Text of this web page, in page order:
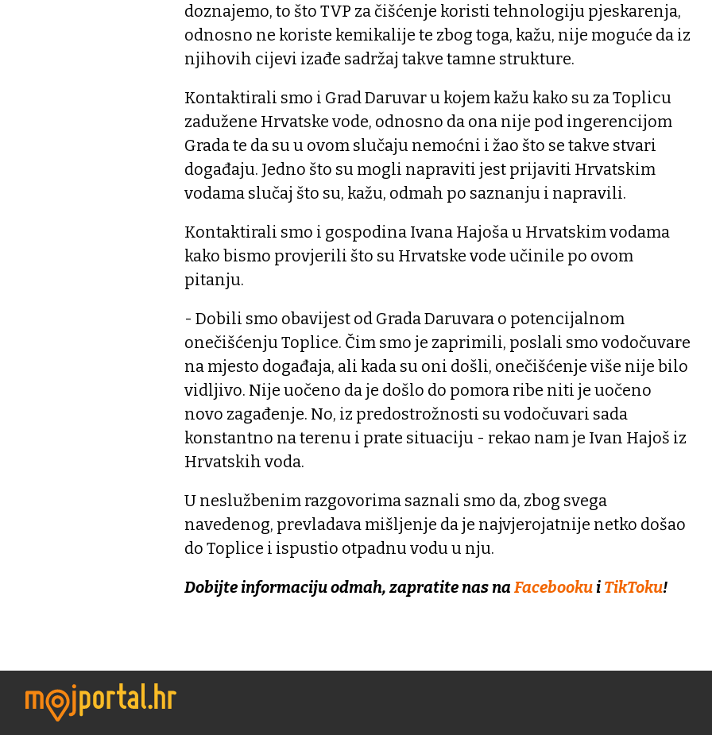
doznajemo, to što TVP za čišćenje koristi tehnologiju pjeskarenja,
odnosno ne koriste kemikalije te zbog toga, kažu, nije moguće da iz
njihovih cijevi izađe sadržaj takve tamne strukture.
Kontaktirali smo i Grad Daruvar u kojem kažu kako su za Toplicu
zadužene Hrvatske vode, odnosno da ona nije pod ingerencijom
Grada te da su u ovom slučaju nemoćni i žao što se takve stvari
događaju. Jedno što su mogli napraviti jest prijaviti Hrvatskim
vodama slučaj što su, kažu, odmah po saznanju i napravili.
Kontaktirali smo i gospodina Ivana Hajoša u Hrvatskim vodama
kako bismo provjerili što su Hrvatske vode učinile po ovom
pitanju.
- Dobili smo obavijest od Grada Daruvara o potencijalnom
onečišćenju Toplice. Čim smo je zaprimili, poslali smo vodočuvare
na mjesto događaja, ali kada su oni došli, onečišćenje više nije bilo
vidljivo. Nije uočeno da je došlo do pomora ribe niti je uočeno
novo zagađenje. No, iz predostrožnosti su vodočuvari sada
konstantno na terenu i prate situaciju - rekao nam je Ivan Hajoš iz
Hrvatskih voda.
U neslužbenim razgovorima saznali smo da, zbog svega
navedenog, prevladava mišljenje da je najvjerojatnije netko došao
do Toplice i ispustio otpadnu vodu u nju.
Dobijte informaciju odmah, zapratite nas na Facebooku i TikToku!